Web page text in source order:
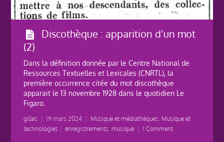
Discothèque : apparition d’un mot
(2)
Dans la définition donnée par le Centre National de
Ressources Textuelles et Lexicales (CNRTL), la
première occurrence citée du mot discothèque
apparait le 13 novembre 1928 dans le quotidien Le
Figaro.
gilles 19 mars 2024 Musique et médiathèques Musique et
technologies
enregistrements musique 1 Comment